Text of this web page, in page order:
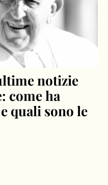
notizie
come ha
quali sono le